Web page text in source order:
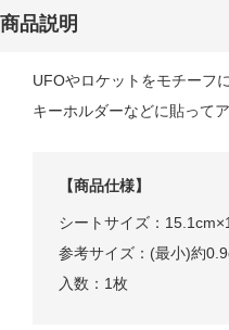
商品説明
UFOやロケットをモチーフ
キーホルダーなどに貼って
【商品仕様】
シートサイズ：
参考サイズ：(最小)約
入数：1枚